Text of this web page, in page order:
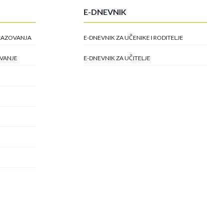
E-DNEVNIK
E-DNEVNIK ZA UČENIKE I RODITELJE
E-DNEVNIK ZA UČITELJE